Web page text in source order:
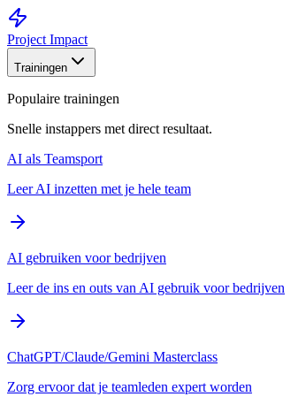
Project Impact
Trainingen
Populaire trainingen
Snelle instappers met direct resultaat.
AI als Teamsport
Leer AI inzetten met je hele team
AI gebruiken voor bedrijven
Leer de ins en outs van AI gebruik voor bedrijven
ChatGPT/Claude/Gemini Masterclass
Zorg ervoor dat je teamleden expert worden